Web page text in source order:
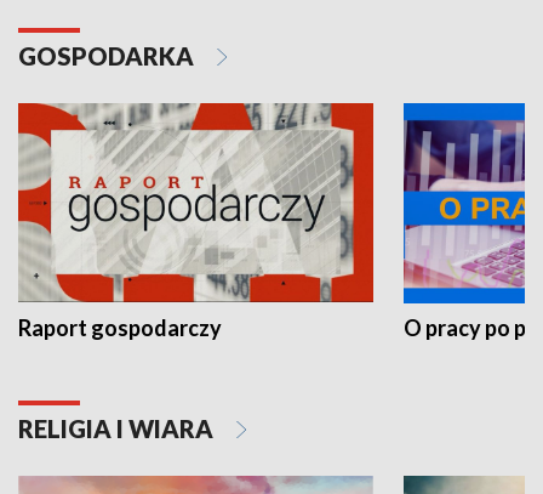
GOSPODARKA
Raport gospodarczy O pracy po
RELIGIA I WIARA